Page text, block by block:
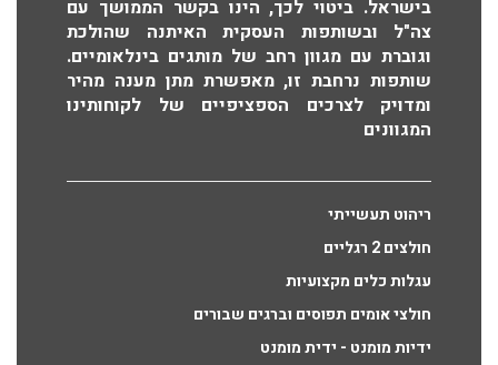
בישראל. ביטוי לכך, הינו בקשר הממושך עם
צה"ל ובשותפות העסקית האיתנה שהולכת
וגוברת עם מגוון רחב של מותגים בינלאומיים.
שותפות נרחבת זו, מאפשרת מתן מענה מהיר
ומדויק לצרכים הספציפיים של לקוחותינו
המגוונים
ריהוט תעשייתי
חולצים 2 רגליים
עגלות כלים מקצועיות
חולצי אומים תפוסים וברגים שבורים
ידיות מומנט - ידית מומנט